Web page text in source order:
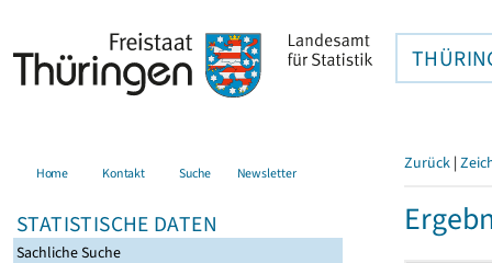
Home Kontakt Suche Newsletter
STATISTISCHE DATEN
Sachliche Suche
Zurück |